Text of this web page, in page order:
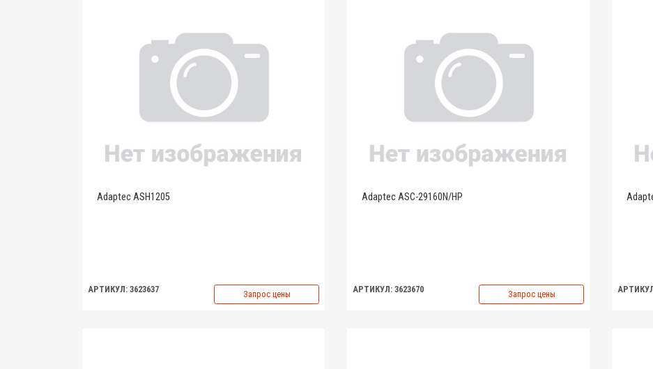
Adaptec ASH1205
АРТИКУЛ: 3623637 Запрос цены
Adaptec ASC-29160N/HP
АРТИКУЛ: 3623670 Запрос цены